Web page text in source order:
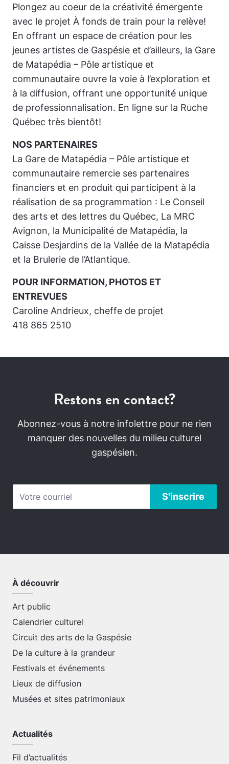
Plongez au coeur de la créativité émergente
avec le projet À fonds de train pour la relève!
En offrant un espace de création pour les
jeunes artistes de Gaspésie et d’ailleurs, la Gare
de Matapédia – Pôle artistique et
communautaire ouvre la voie à l’exploration et
à la diffusion, offrant une opportunité unique
de professionnalisation. En ligne sur la Ruche
Québec très bientôt!
NOS PARTENAIRES
La Gare de Matapédia – Pôle artistique et
communautaire remercie ses partenaires
financiers et en produit qui participent à la
réalisation de sa programmation : Le Conseil
des arts et des lettres du Québec, La MRC
Avignon, la Municipalité de Matapédia, la
Caisse Desjardins de la Vallée de la Matapédia
et la Brulerie de l’Atlantique.
POUR INFORMATION, PHOTOS ET
ENTREVUES
Caroline Andrieux, cheffe de projet
418 865 2510
Restons en contact?
Abonnez-vous à notre infolettre pour ne rien
manquer des nouvelles du milieu culturel
gaspésien.
À découvrir
Art public
Calendrier culturel
Circuit des arts de la Gaspésie
De la culture à la grandeur
Festivals et événements
Lieux de diffusion
Musées et sites patrimoniaux
Actualités
Fil d’actualités